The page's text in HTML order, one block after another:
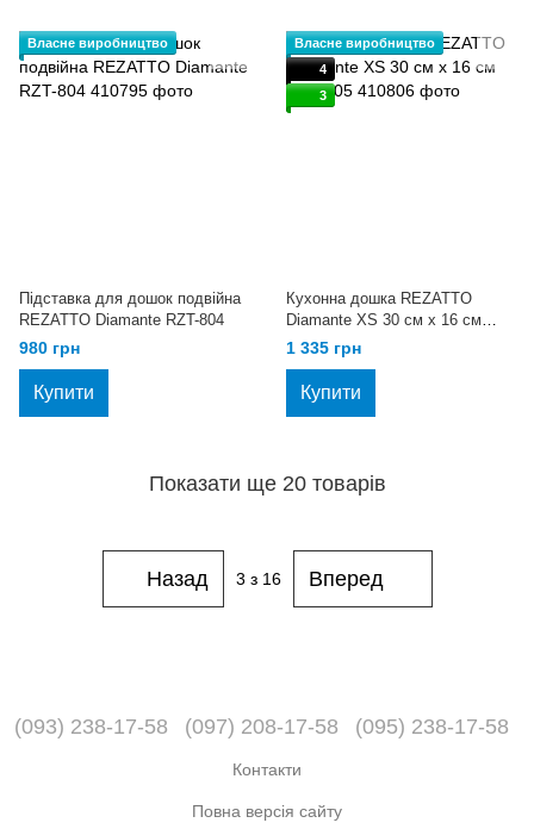
Власне виробництво
Підставка для дошок подвійна
REZATTO Diamante RZT-804
980 грн
Купити
Власне виробництво
4
3
Кухонна дошка REZATTO
Diamante XS 30 см х 16 см
RZT-805
1 335 грн
Купити
Показати ще 20 товарів
Назад 3 з 16 Вперед
(093) 238-17-58 (097) 208-17-58 (095) 238-17-58
Контакти
Повна версія сайту